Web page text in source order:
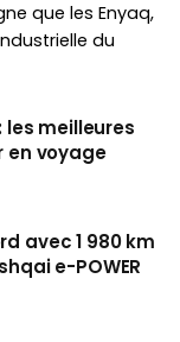
que les Enyaq,
du
les meilleures
en voyage
avec 1 980 km
e-POWER